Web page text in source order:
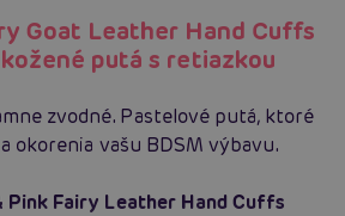
Goat Leather Hand Cuffs
putá s retiazkou
zvodné. Pastelové putá, ktoré
okorenia vašu BDSM výbavu.
Pink Fairy Leather Hand Cuffs